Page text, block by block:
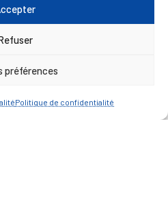
préférences
Politique de confidentialité